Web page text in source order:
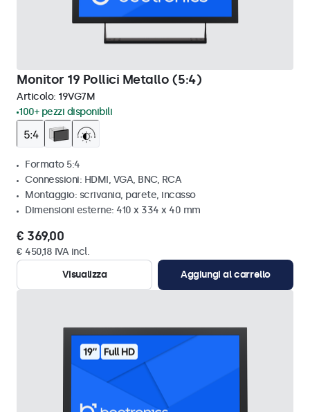
Monitor 19 Pollici Metallo (5:4)
Articolo: 19VG7M
100+ pezzi disponibili
Formato 5:4
Connessioni: HDMI, VGA, BNC, RCA
Montaggio: scrivania, parete, incasso
Dimensioni esterne: 410 x 334 x 40 mm
€ 369,00
€ 450,18 IVA incl.
Visualizza
Aggiungi al carrello